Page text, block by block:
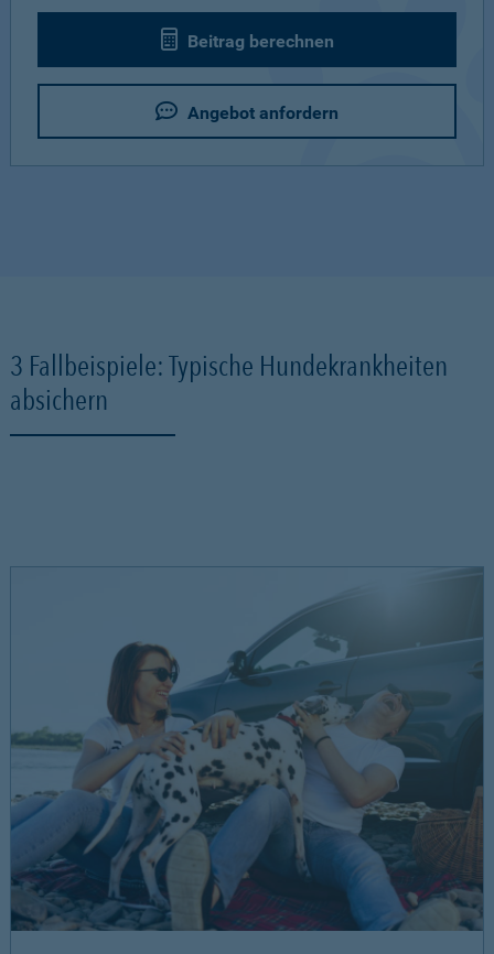
Beitrag berechnen
Angebot anfordern
3 Fallbeispiele: Typische Hundekrankheiten
absichern